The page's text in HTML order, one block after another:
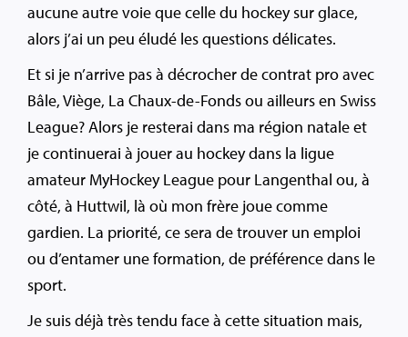
aucune autre voie que celle du hockey sur glace,
alors j’ai un peu éludé les questions délicates.
Et si je n’arrive pas à décrocher de contrat pro avec
Bâle, Viège, La Chaux-de-Fonds ou ailleurs en Swiss
League? Alors je resterai dans ma région natale et
je continuerai à jouer au hockey dans la ligue
amateur MyHockey League pour Langenthal ou, à
côté, à Huttwil, là où mon frère joue comme
gardien. La priorité, ce sera de trouver un emploi
ou d’entamer une formation, de préférence dans le
sport.
Je suis déjà très tendu face à cette situation mais,